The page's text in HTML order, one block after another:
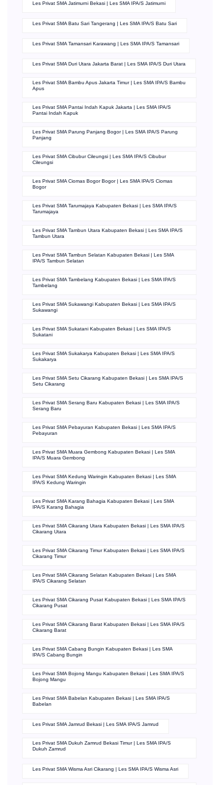
Les Privat SMA Jatimurni Bekasi | Les SMA IPA/S Jatimurni
Les Privat SMA Batu Sari Tangerang | Les SMA IPA/S Batu Sari
Les Privat SMA Tamansari Karawang | Les SMA IPA/S Tamansari
Les Privat SMA Duri Utara Jakarta Barat | Les SMA IPA/S Duri Utara
Les Privat SMA Bambu Apus Jakarta Timur | Les SMA IPA/S Bambu
Apus
Les Privat SMA Pantai Indah Kapuk Jakarta | Les SMA IPA/S
Pantai Indah Kapuk
Les Privat SMA Parung Panjang Bogor | Les SMA IPA/S Parung
Panjang
Les Privat SMA Cibubur Cileungsi | Les SMA IPA/S Cibubur
Cileungsi
Les Privat SMA Ciomas Bogor Bogor | Les SMA IPA/S Ciomas
Bogor
Les Privat SMA Tarumajaya Kabupaten Bekasi | Les SMA IPA/S
Tarumajaya
Les Privat SMA Tambun Utara Kabupaten Bekasi | Les SMA IPA/S
Tambun Utara
Les Privat SMA Tambun Selatan Kabupaten Bekasi | Les SMA
IPA/S Tambun Selatan
Les Privat SMA Tambelang Kabupaten Bekasi | Les SMA IPA/S
Tambelang
Les Privat SMA Sukawangi Kabupaten Bekasi | Les SMA IPA/S
Sukawangi
Les Privat SMA Sukatani Kabupaten Bekasi | Les SMA IPA/S
Sukatani
Les Privat SMA Sukakarya Kabupaten Bekasi | Les SMA IPA/S
Sukakarya
Les Privat SMA Setu Cikarang Kabupaten Bekasi | Les SMA IPA/S
Setu Cikarang
Les Privat SMA Serang Baru Kabupaten Bekasi | Les SMA IPA/S
Serang Baru
Les Privat SMA Pebayuran Kabupaten Bekasi | Les SMA IPA/S
Pebayuran
Les Privat SMA Muara Gembong Kabupaten Bekasi | Les SMA
IPA/S Muara Gembong
Les Privat SMA Kedung Waringin Kabupaten Bekasi | Les SMA
IPA/S Kedung Waringin
Les Privat SMA Karang Bahagia Kabupaten Bekasi | Les SMA
IPA/S Karang Bahagia
Les Privat SMA Cikarang Utara Kabupaten Bekasi | Les SMA IPA/S
Cikarang Utara
Les Privat SMA Cikarang Timur Kabupaten Bekasi | Les SMA IPA/S
Cikarang Timur
Les Privat SMA Cikarang Selatan Kabupaten Bekasi | Les SMA
IPA/S Cikarang Selatan
Les Privat SMA Cikarang Pusat Kabupaten Bekasi | Les SMA IPA/S
Cikarang Pusat
Les Privat SMA Cikarang Barat Kabupaten Bekasi | Les SMA IPA/S
Cikarang Barat
Les Privat SMA Cabang Bungin Kabupaten Bekasi | Les SMA
IPA/S Cabang Bungin
Les Privat SMA Bojong Mangu Kabupaten Bekasi | Les SMA IPA/S
Bojong Mangu
Les Privat SMA Babelan Kabupaten Bekasi | Les SMA IPA/S
Babelan
Les Privat SMA Jamrud Bekasi | Les SMA IPA/S Jamrud
Les Privat SMA Dukuh Zamrud Bekasi Timur | Les SMA IPA/S
Dukuh Zamrud
Les Privat SMA Wisma Asri Cikarang | Les SMA IPA/S Wisma Asri